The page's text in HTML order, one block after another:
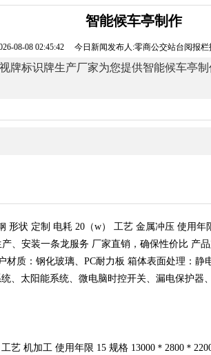
智能候车亭制作
08-08 02:45:42 今日新闻发布人:零商公交站台阅报
标识牌生产厂家为您提供智能候车亭制
形状 定制 电耗 20（w） 工艺 金属冲压 使用
、安装一条龙服务 厂家直销，确保性价比 产
质：钢化玻璃、PC耐力板 箱体表面处理：
、太阳能系统、微电脑时控开关、漏电保护器
艺 机加工 使用年限 15 规格 13000＊2800＊